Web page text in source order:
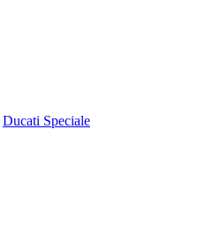
Ducati Speciale